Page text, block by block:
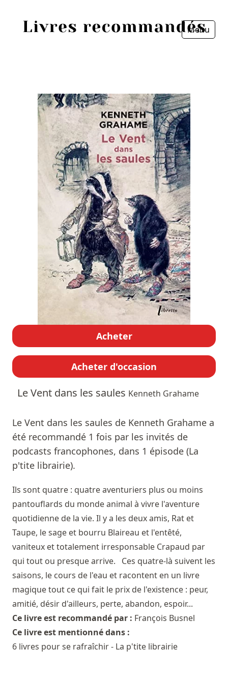
Menu
Acheter
Acheter d'occasion
Le Vent dans les saules Kenneth Grahame
Le Vent dans les saules de Kenneth Grahame a
été recommandé 1 fois par les invités de
podcasts francophones, dans 1 épisode (La
p'tite librairie).
Ils sont quatre : quatre aventuriers plus ou moins
pantouflards du monde animal à vivre l'aventure
quotidienne de la vie. Il y a les deux amis, Rat et
Taupe, le sage et bourru Blaireau et l'entêté,
vaniteux et totalement irresponsable Crapaud par
qui tout ou presque arrive. Ces quatre-là suivent les
saisons, le cours de l'eau et racontent en un livre
magique tout ce qui fait le prix de l'existence : peur,
amitié, désir d'ailleurs, perte, abandon, espoir...
Ce livre est recommandé par : François Busnel
Ce livre est mentionné dans :
6 livres pour se rafraîchir - La p'tite librairie
Sources
Personnes
Livres les plus recommandés
Prix littéraires
Fermer